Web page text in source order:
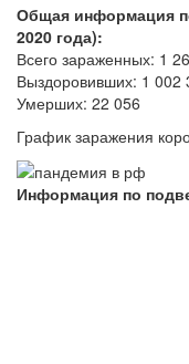
Общая информация
2020 года):
Всего зараженных: 1
Выздоровивших: 1 002
Умерших: 22 056
График заражения
Информация по